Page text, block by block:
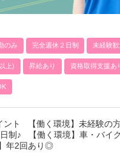
のみ 完全週休２日制 未経験歓
上) 昇給あり 資格取得支援あり
ント 【働く環境】未経験の
制♪ 【働く環境】車・バイ
年2回あり◎